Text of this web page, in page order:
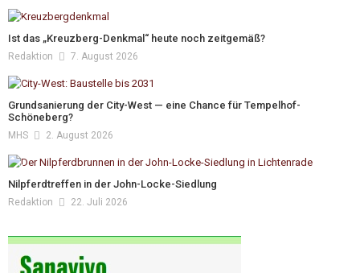
Was deine Gartenvögel bei 35°C tun – die
meisten Menschen liegen völlig falsch
Eichenprozessionsspinner wird intensiv
Ist das „Kreuzberg-Denkmal“ heute noch zeitgemäß?
Redaktion 7. August 2026
Grundsanierung der City-West — eine Chance für Tempelhof-
Schöneberg?
MHS 2. August 2026
Nilpferdtreffen in der John-Locke-Siedlung
Redaktion 22. Juli 2026